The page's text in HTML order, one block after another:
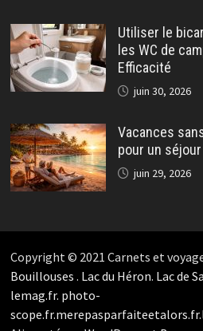
Utiliser le
les WC de
Efficacité
juin 30, 2026
Vacances
pour un
juin 29, 2026
Copyright © 2021 Carnets et
Bouillouses . Lac du Héron. Lac de
lemag.fr. photo-
scope.fr.merepasparfaiteetalors.fr.